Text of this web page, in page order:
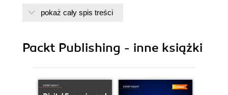
8. Hash Tables
11. Sorting
14. Appendix: Answers to the Questions
pokaż cały spis treści
Packt Publishing - inne książki